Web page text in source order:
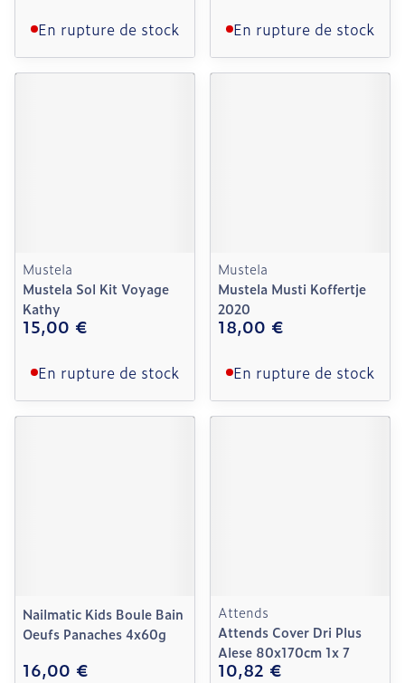
En rupture de stock En rupture de stock
Mustela
Mustela Sol Kit Voyage
Kathy
15,00 €
En rupture de stock
Mustela
Mustela Musti Koffertje
2020
18,00 €
En rupture de stock
Nailmatic Kids Boule Bain
Oeufs Panaches 4x60g
16,00 €
Attends
Attends Cover Dri Plus
Alese 80x170cm 1x 7
10,82 €